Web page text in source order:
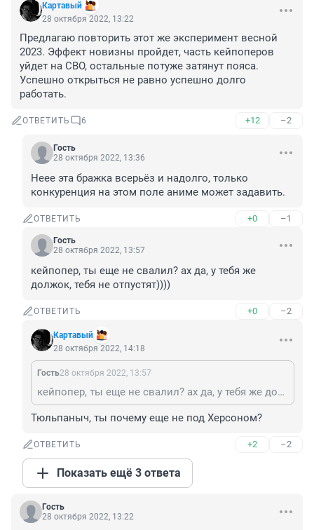
Картавый
28 октября 2022, 13:22
Предлагаю повторить этот же эксперимент весной
2023. Эффект новизны пройдет, часть кейпоперов
уйдет на СВО, остальные потуже затянут пояса.
Успешно открыться не равно успешно долго
работать.
ОТВЕТИТЬ 6 +12 –2
Гость
28 октября 2022, 13:36
Неее эта бражка всерьёз и надолго, только
конкуренция на этом поле аниме может задавить.
ОТВЕТИТЬ +0 –1
Гость
28 октября 2022, 13:57
кейпопер, ты еще не свалил? ах да, у тебя же
должок, тебя не отпустят))))
ОТВЕТИТЬ +0 –2
Картавый
28 октября 2022, 14:18
Гость28 октября 2022, 13:57
кейпопер, ты еще не свалил? ах да, у тебя же должок, тебя не отпустят))))
Тюльпаныч, ты почему еще не под Херсоном?
ОТВЕТИТЬ +2 –2
Показать ещё 3 ответа
Гость
28 октября 2022, 13:22